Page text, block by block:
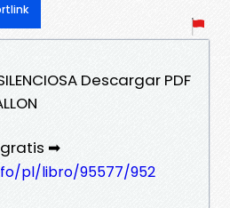
Descargar PDF
➡
pl/libro/95577/952